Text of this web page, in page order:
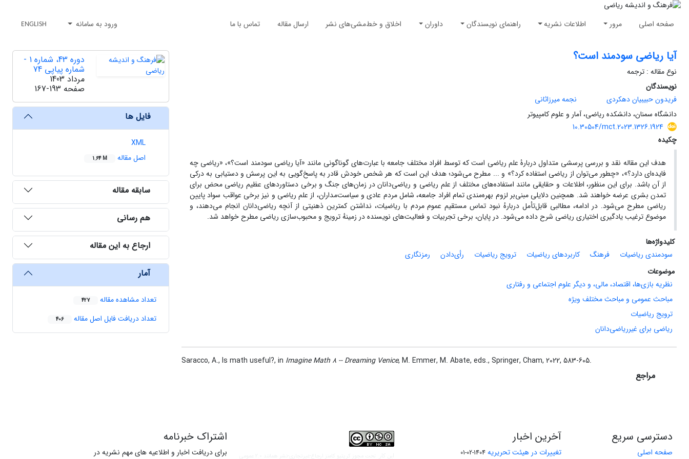
صفحه اصلی مرور اطلاعات نشریه راهنمای نویسندگان داوران اخلاق و خط‌مشی‌های نشر ارسال مقاله تماس با ما ورود به سامانه ENGLISH
آیا ریاضی سودمند است؟
نوع مقاله : ترجمه
نویسندگان
فریدون حبیبیان دهکردی
نجمه میرزاثانی
دانشگاه سمنان، دانشکده ریاضی، آمار و علوم کامپیوتر
10.30504/mct.2023.1326.1924
چکیده
هدف این مقاله نقد و بررسی پرسشی متداول دربارۀ علم ریاضی است که توسط افراد مختلف جامعه با عبارت‌های گوناگونی مانند «‌‎‎آیا ریاضی سودمند است؟»‏، «‎ریاضی چه
فایده‌ای دارد؟»‏، «چطور می‌توان از ریاضی استفاده کرد؟»‎‎ و ... مطرح می‌شود‎؛ هدف این است که هر شخص خودش قادر به پاسخ‌گویی به این پرسش و دستیابی به درکی
از آن باشد. برای این منظور، اطلاعات و حقایقی مانند استفاده‌های مختلف از علم ریاضی و ریاضی‌دانان در زمان‌های جنگ و برخی دستاوردهای عظیم ریاضی محض برای
تمدن بشری عرضه خواهند شد. همچنین دلایلی مبنی‌بر لزوم بهره‌مندی تمام افراد جامعه، شامل مردم عادی و سیاست‌مداران‏، از علم ریاضی و نیز برخی عواقب سواد پایین
ریاضی مطرح می‌شود. در ادامه‏، مطالبی قابل‌تأمل دربارهٔ نبود تماس مستقیم عموم مردم با ریاضیات، نداشتن کمترین ذهنیتی از آنچه ریاضی‌دانان انجام می‌دهند‏، و
موضوع ترغیب یادگیری اختیاری ریاضی شرح داده می‌شود. در پایان‏، برخی تجربیات و فعالیت‌های نویسنده در زمینهٔ ترویج و محبوب‌سازی ریاضی مطرح خواهد شد.
کلیدواژه‌ها
سودمندی ریاضیات
فرهنگ کاربردهای ریاضیات ترویج ریاضیات رأی‌دادن
رمزنگاری
موضوعات
نظریه بازی‌ها، اقتصاد، مالی، و دیگر علوم اجتماعی و رفتاری
مباحث عمومی و مباحث مختلف ویژه
ترویج ریاضیات
ریاضی برای غیرریاضی‌دانان
Saracco‎, A., Is math useful?‎, in Imagine Math 8 -- Dreaming Venice, M‎. ‎Emmer‎, ‎M‎. ‎Abate, eds.‎, Springer, Cham, ‎2022‎, ‎583-605.
مراجع
دوره 43، شماره 1 -
شماره پیاپی 74
مرداد 1403
صفحه 167-193
فایل ها
XML
اصل مقاله
1.64 M
سابقه مقاله
هم رسانی
ارجاع به این مقاله
آمار
تعداد مشاهده مقاله 427
تعداد دریافت فایل اصل مقاله 406
دسترسی سریع
صفحه اصلی
آخرین اخبار
تغییرات در هیئت تحریریه 1404-02-01
اشتراک خبرنامه
برای دریافت اخبار و اطلاعیه های مهم نشریه در